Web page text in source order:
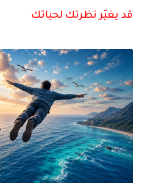
قد يغيّر نظرتك لحياتك